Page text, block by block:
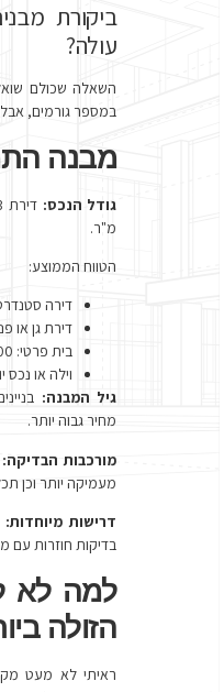
ביקורת
עולה?
השאלה שכולם
במספר גורמים,
מבנה
גודל הנכס:
מ"ר.
הטווח הממוצע:
דירה סטנדרטית (80-100 מ"ר):
דירת גן או
בית פרטי: ₪2,300-5,500
וילה או נכס
גיל המבנה:
מחיר גבוה יותר.
מורכבות הבדיקה:
מעמיקה יותר וכן
דרישות מיוחדות:
בדיקות חוזרות עם
למה לא
הזולה
ראיתי לא מעט